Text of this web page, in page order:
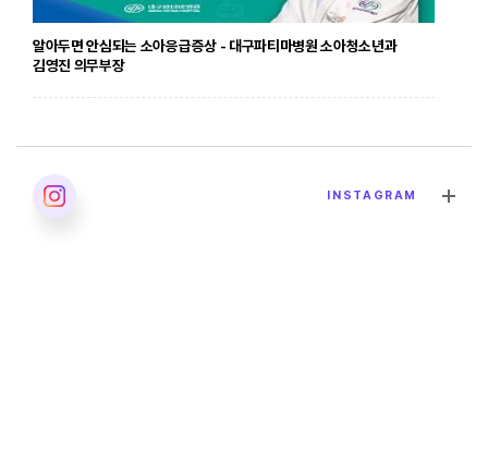
알아두면 안심되는 소아응급증상 - 대구파티마병원 소아청소년과
김영진 의무부장
INSTAGRAM